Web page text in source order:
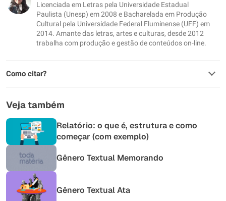
Outro
Licenciada em Letras pela Universidade Estadual
Paulista (Unesp) em 2008 e Bacharelada em Produção
Cultural pela Universidade Federal Fluminense (UFF) em
2014. Amante das letras, artes e culturas, desde 2012
trabalha com produção e gestão de conteúdos on-line.
Como citar?
Veja também
Relatório: o que é, estrutura e como
começar (com exemplo)
Gênero Textual Memorando
Gênero Textual Ata